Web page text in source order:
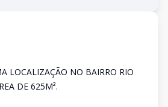
LOCALIZAÇÃO NO BAIRRO RIO
DE 625M².